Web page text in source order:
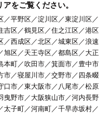
をご覧ください。
／平野区／淀川区／東淀川区／
吉区／鶴見区／住之江区／港区
／西成区／北区／城東区／浪速
旭区／天王寺区／都島区／大正
本町／吹田市／箕面市／豊中市
市／寝屋川市／交野市／四条畷
口市／東大阪市／八尾市／松原
曳野市／大阪狭山市／河内長野
太子町／河南町／千早赤坂村／